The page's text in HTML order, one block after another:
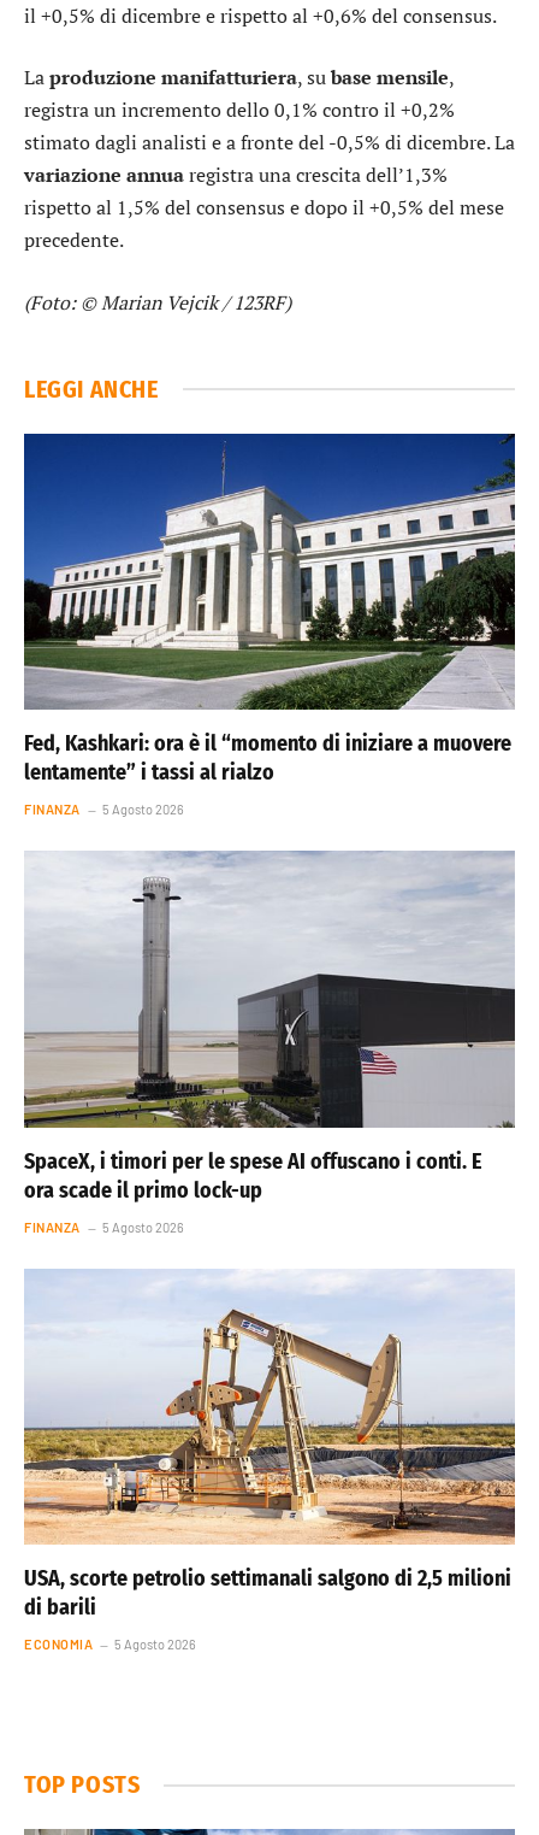
il +0,5% di dicembre e rispetto al +0,6% del consensus.
Laproduzione manifatturiera, subase mensile,
registra un incremento dello 0,1% contro il +0,2%
stimato dagli analisti e a fronte del -0,5% di dicembre. La
variazione annuaregistra una crescita dell’1,3%
rispetto al 1,5% del consensus e dopo il +0,5% del mese
precedente.
(Foto: © Marian Vejcik / 123RF)
LEGGI ANCHE
Fed, Kashkari: ora è il “momento di iniziare a muovere
lentamente” i tassi al rialzo
FINANZA 5 Agosto 2026
SpaceX, i timori per le spese AI offuscano i conti. E
ora scade il primo lock-up
FINANZA 5 Agosto 2026
USA, scorte petrolio settimanali salgono di 2,5 milioni
di barili
ECONOMIA 5 Agosto 2026
TOP POSTS